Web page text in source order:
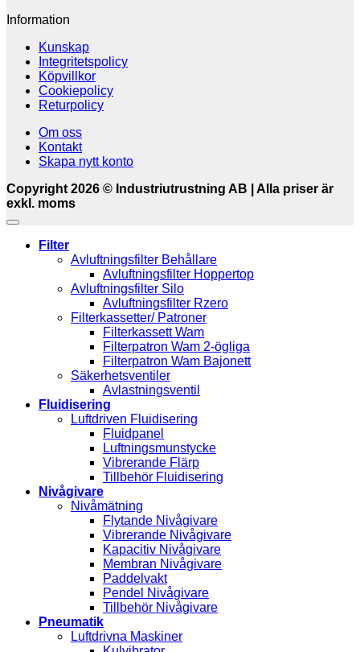
Information
Kunskap
Integritetspolicy
Köpvillkor
Cookiepolicy
Returpolicy
Om oss
Kontakt
Skapa nytt konto
Copyright 2026 © Industriutrustning AB | Alla priser är
exkl. moms
Filter
Avluftningsfilter Behållare
Avluftningsfilter Hoppertop
Avluftningsfilter Silo
Avluftningsfilter Rzero
Filterkassetter/ Patroner
Filterkassett Wam
Filterpatron Wam 2-ögliga
Filterpatron Wam Bajonett
Säkerhetsventiler
Avlastningsventil
Fluidisering
Luftdriven Fluidisering
Fluidpanel
Luftningsmunstycke
Vibrerande Flärp
Tillbehör Fluidisering
Nivågivare
Nivåmätning
Flytande Nivågivare
Vibrerande Nivågivare
Kapacitiv Nivågivare
Membran Nivågivare
Paddelvakt
Pendel Nivågivare
Tillbehör Nivågivare
Pneumatik
Luftdrivna Maskiner